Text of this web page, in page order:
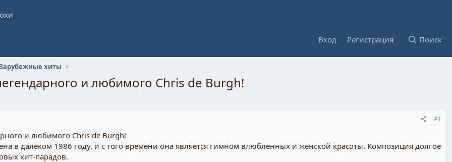
Вход Регистрация Поиск
хиты
и любимого Chris de Burgh!
#1
и любимого Chris de Burgh!
в далеком 1986 году, и с того времени она является гимном влюбленных и женской красоты. Композиция долгое
хит-парадов.